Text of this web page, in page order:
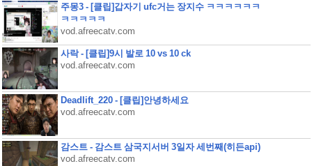
주몽3 - [클립]갑자기 ufc거는 장지수 ㅋㅋㅋㅋㅋㅋ
ㅋㅋㅋㅋㅋ
vod.afreecatv.com
사락 - [클립]9시 발로 10 vs 10 ck
vod.afreecatv.com
Deadlift_220 - [클립]안녕하세요
vod.afreecatv.com
감스트 - 감스트 삼국지서버 3일자 세번째(히든api)
vod.afreecatv.com